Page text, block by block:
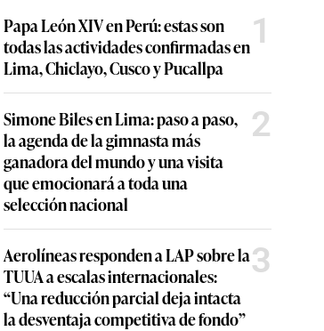
Papa León XIV en Perú: estas son
todas las actividades confirmadas en
Lima, Chiclayo, Cusco y Pucallpa
1
Simone Biles en Lima: paso a paso,
la agenda de la gimnasta más
ganadora del mundo y una visita
que emocionará a toda una
selección nacional
2
Aerolíneas responden a LAP sobre la
TUUA a escalas internacionales:
“Una reducción parcial deja intacta
la desventaja competitiva de fondo”
3